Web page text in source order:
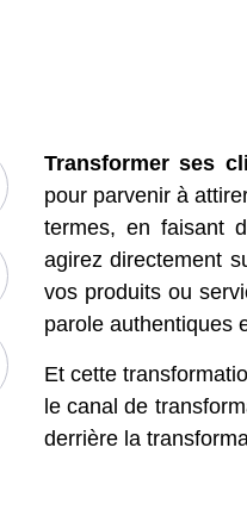
Transformer ses
pour parvenir à
termes, en faisant
agirez directement
vos produits ou
parole authentiques
Et cette
le canal de
derrière la